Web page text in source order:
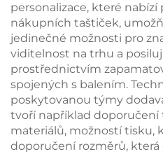
personalizace, které
nákupních taštiček,
jedinečné možnosti pro
viditelnost na trhu a
prostřednictvím
spojených s balením.
poskytovanou týmy
tvoří například doporučení
materiálů, možností tisku,
doporučení rozměrů,